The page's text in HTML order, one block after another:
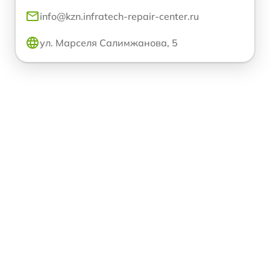
info@kzn.infratech-repair-center.ru
ул. Марселя Салимжанова, 5